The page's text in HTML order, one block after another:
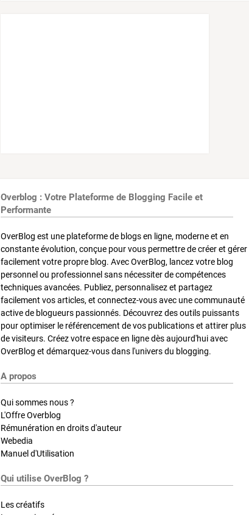
Overblog : Votre Plateforme de Blogging Facile et
Performante
OverBlog est une plateforme de blogs en ligne, moderne et en
constante évolution, conçue pour vous permettre de créer et gérer
facilement votre propre blog. Avec OverBlog, lancez votre blog
personnel ou professionnel sans nécessiter de compétences
techniques avancées. Publiez, personnalisez et partagez
facilement vos articles, et connectez-vous avec une communauté
active de blogueurs passionnés. Découvrez des outils puissants
pour optimiser le référencement de vos publications et attirer plus
de visiteurs. Créez votre espace en ligne dès aujourd'hui avec
OverBlog et démarquez-vous dans l'univers du blogging.
A propos
Qui sommes nous ?
L'Offre Overblog
Rémunération en droits d'auteur
Webedia
Manuel d'Utilisation
Qui utilise OverBlog ?
Les créatifs